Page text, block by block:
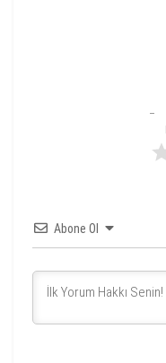
Abone Ol